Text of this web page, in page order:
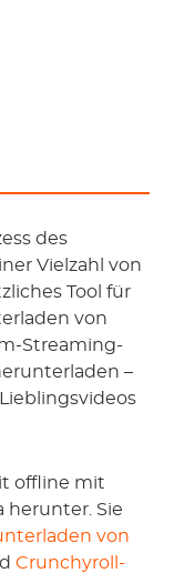
des
Vielzahl von
Tool für
von
Streaming-
–
offline mit
herunter. Sie
von
Crunchyroll-